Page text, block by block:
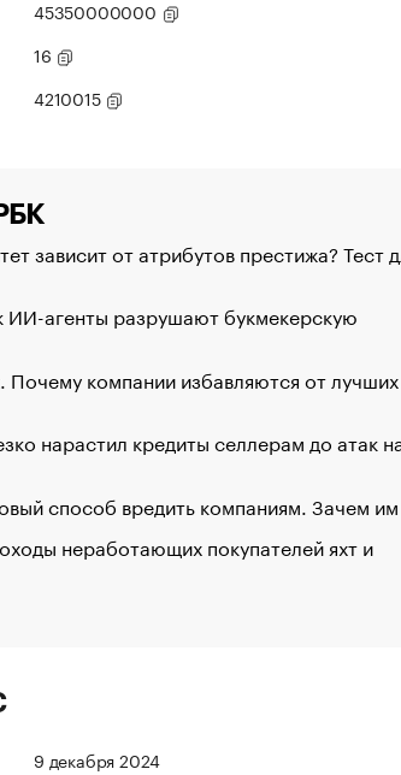
45350000000
16
4210015
зависит от атрибутов престижа? Тест
ИИ-агенты разрушают букмекерскую
компании избавляются от лучших
нарастил кредиты селлерам до атак
способ вредить компаниям. Зачем
неработающих покупателей яхт и
9 декабря 2024